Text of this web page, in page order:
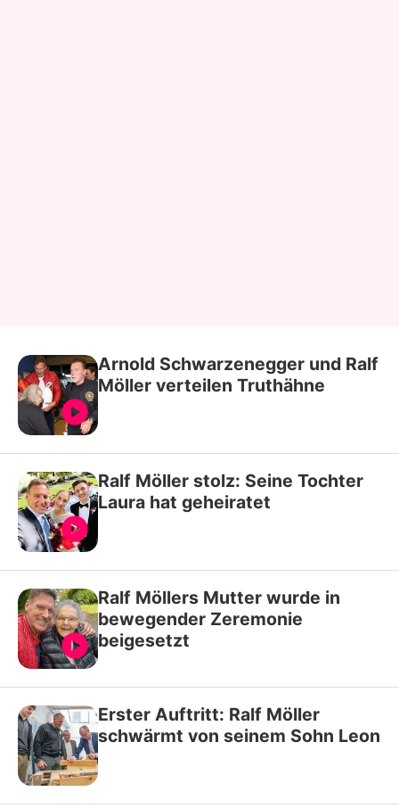
Arnold Schwarzenegger und Ralf
Möller verteilen Truthähne
Ralf Möller stolz: Seine Tochter
Laura hat geheiratet
Ralf Möllers Mutter wurde in
bewegender Zeremonie
beigesetzt
Erster Auftritt: Ralf Möller
schwärmt von seinem Sohn Leon